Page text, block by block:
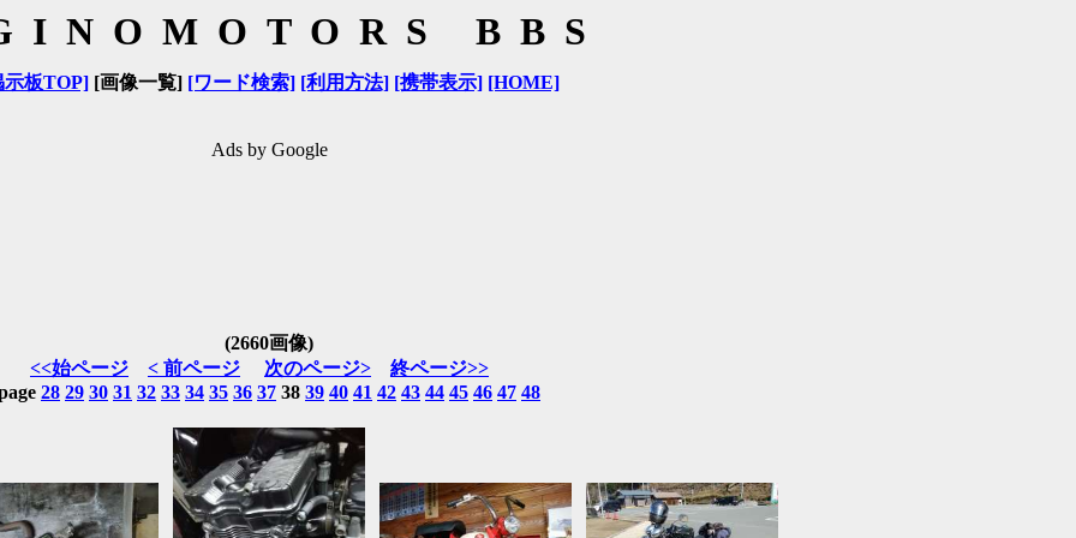
BBS
示板TOP][画像一覧] [ワード検索] [利用方法] [携帯表示] [HOME]
Ads by Google
(2660画像)
<<始ページ
< 前ページ 次のページ>
終ページ>>
28 29 30 31 32 33 34 35 36 37 38 39 40 41 42 43 44 45 46 47 48